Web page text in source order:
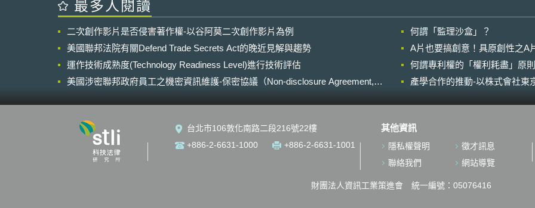
無智慧財產權、智慧財產權已過期或
侵權事實，卻對他人提起侵權之法律
行為或措施，該行為耗費成本、引起
市場混亂，致使客戶出走並造成企業
合法販售商品或服務之業務停滯，並
扼殺智慧財產創新之本質，破壞市場
衡平。 因涉及智慧財產侵權之法
侵權之虞尚未進入司法審判程序前其
紛爭難以解決，致使智慧財產權人
（特別是擁有智慧財產權之中小企
業）不願意實施其權利。因此，修正
公布施行智慧財產權不正當威脅法將
有助於智慧財產權人或第三人知悉何
下稱微軟）搜尋引擎Bing，並根據
cookie蒐集資料間接產生的廣告收
入、資料主題數量及處理的資料範圍
定出6千萬歐元之罰鍰額度，且要求微
軟應於3個月內限期改正，如逾期按日
處以6萬歐元罰鍰。本案是繼2022年1
Google與Facebook裁罰1.5億及6千萬
運用cookie遭受裁罰之案例。本案對
我國隱私執法機關參酌於數位環境
中，應就cookie聲明如何進行管理之
本案微軟之搜尋引擎Bing遭受裁罰之
理由，主要可分為二面向： 一、
「高值智財申請」與「爭議解
三大面向，成為匯聚亞洲且面
的智財營運中心。 在考量
濟成長力趨緩，世界各國紛紛
資創新與數位轉型的趨勢下，
智財局（IPOS）於2017年再
項執行成果，並探討如何與世
財產在具創新力公司資產內的
遠高於實體財產，對智財體制
將與日俱增，新加坡應及早因
供新創產業包含智財保護、管
業競爭力。 更新版藍圖引
最多人閱讀
二次創作影片是否侵害著作權-以谷阿莫二次創作影片為例
何謂「監理沙盒」？
美國聯邦法院有關Defend Trade Secrets Act的晚近見解與趨勢
A片也要搞創意！具原創性之A
運作技術成熟度(Technology Readiness Level)進行技術評估
何謂專利權的「權利耗盡」原
美國涉密聯邦政府員工之機密資訊維護-保密協議（Non-disclosure Agreement,
產學合作的推動-以株式會社東
台北市106敦化南路二段216號22樓
+886-2-6631-1000
+886-2-6631-1001
其他資訊
隱私權聲明
徵才訊息
聯絡我們
網站導覽
財團法人資訊工業策進會 統一編號：05076416